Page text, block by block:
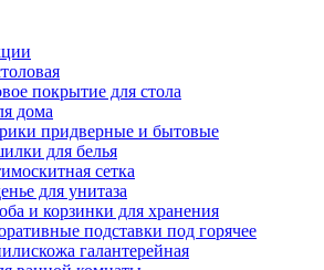
покрытие для стола
дома
придверные и бытовые
для белья
сетка
для унитаза
и корзинки для хранения
подставки под горячее
галантерейная